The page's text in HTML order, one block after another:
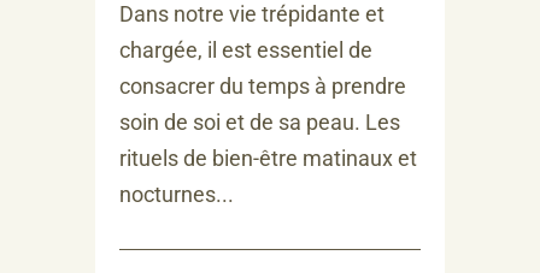
Dans notre vie trépidante et
chargée, il est essentiel de
consacrer du temps à prendre
soin de soi et de sa peau. Les
rituels de bien-être matinaux et
nocturnes...